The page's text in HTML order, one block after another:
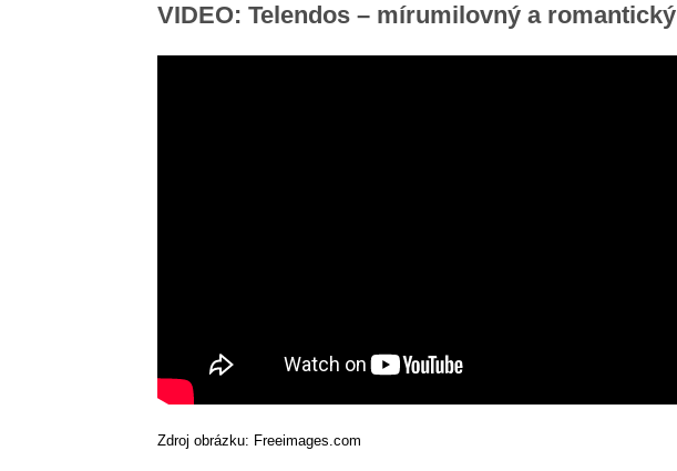
VIDEO: Telendos – mírumilovný a romantický
Zdroj obrázku: Freeimages.com